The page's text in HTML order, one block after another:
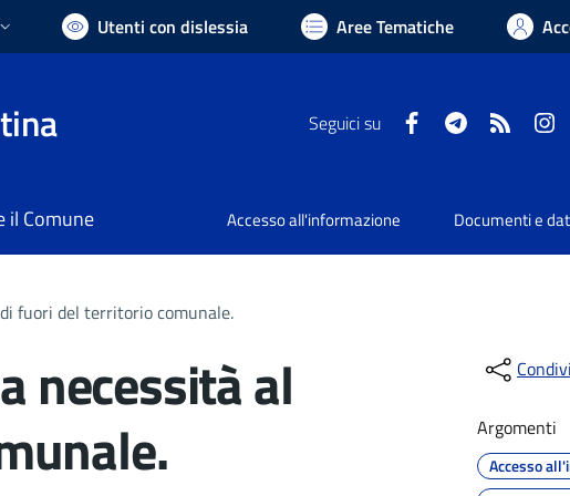
attiva: Utenti con dislessia Aree Tematiche
Seguici su FacebookTelegramRSS
il Comune Accesso all'informazione Documenti e
fuori del territorio comunale.
necessità al
Argomenti
Accesso